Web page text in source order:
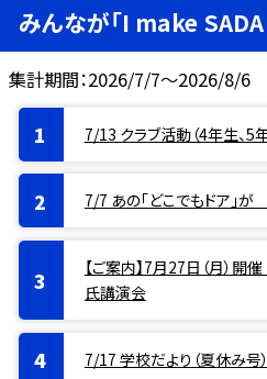
みんなが「I make SADA
集計期間：2026/7/7～2026/8/6
7/13 クラブ活動（4年生、5
7/7 あの「どこでもドア」
【ご案内】7月27日（月）開
氏講演会
7/17 学校だより（夏休み号